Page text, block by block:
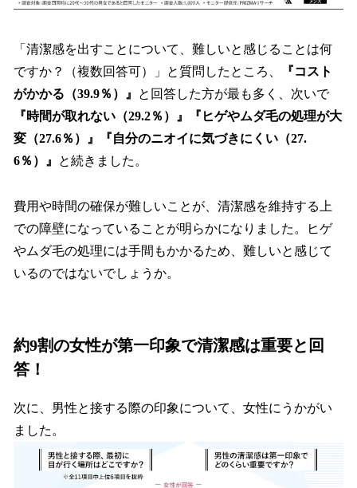
「清潔感を出すことについて、難しいと感じることは何
ですか？（複数回答可）」と質問したところ、
『コスト
がかかる（39.9％）』
と回答した方が最も多く、次いで
『時間が取れない（29.2％）』『ヒゲやムダ毛の処理が大
変（27.6％）』『自分のニオイに気づきにくい（27.
6％）』
と続きました。
費用や時間の確保が難しいことが、清潔感を維持する上
での障壁になっていることが明らかになりました。ヒゲ
やムダ毛の処理には手間もかかるため、難しいと感じて
いるのではないでしょうか。
約9割の女性が第一印象で清潔感は重要と回
答！
次に、男性と接する際の印象について、女性にうかがい
ました。